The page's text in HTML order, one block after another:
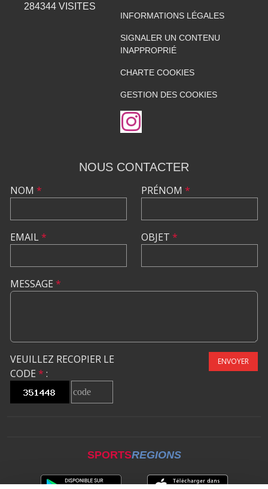
284344 VISITES
INFORMATIONS LÉGALES
SIGNALER UN CONTENU
INAPPROPRIÉ
CHARTE COOKIES
GESTION DES COOKIES
NOUS CONTACTER
NOM *
EMAIL*
PRÉNOM *
OBJET *
MESSAGE *
VEUILLEZ RECOPIER LE
CODE * :
ENVOYER
SPORTSREGIONS